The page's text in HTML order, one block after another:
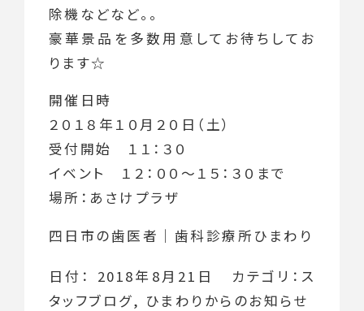
除機などなど。。
豪華景品を多数用意してお待ちしてお
ります☆
開催日時
２０１８年１０月２０日（土）
受付開始 １１：３０
イベント １２：００～１５：３０まで
場所：あさけプラザ
四日市の歯医者｜歯科診療所ひまわり
日付： 2018年8月21日 カテゴリ： ス
タッフブログ, ひまわりからのお知らせ